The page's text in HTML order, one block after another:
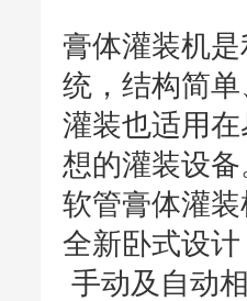
膏体灌装机
统，结构简
灌装也适用
想的灌装设备
软管膏体灌
全新卧式设
手动及自动